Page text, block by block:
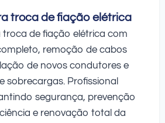
troca de fiação elétrica
troca de fiação elétrica com
remoção de cabos
de novos condutores e
sobrecargas. Profissional
segurança, prevenção
e renovação total da